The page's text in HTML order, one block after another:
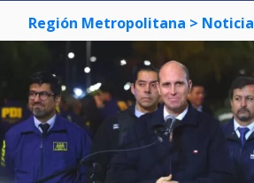
Región Metropolitana > Noticia